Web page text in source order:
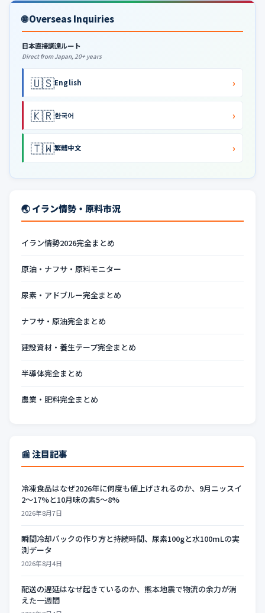
🌐 Overseas Inquiries
日本直接調達ルート
Direct from Japan, 20+ years
🇺🇸English ›
🇰🇷한국어 ›
🇹🇼繁體中文 ›
🌏 イラン情勢・原料市況
イラン情勢2026完全まとめ
原油・ナフサ・原料モニター
尿素・アドブルー完全まとめ
ナフサ・原油完全まとめ
建設資材・養生テープ完全まとめ
半導体完全まとめ
農業・肥料完全まとめ
📰 注目記事
冷凍食品はなぜ2026年に何度も値上げされるのか、9月ニッスイ
2〜17%と10月味の素5〜8%
2026年8月7日
瞬間冷却パックの作り方と持続時間、尿素100gと水100mLの実
測データ
2026年8月4日
配送の遅延はなぜ起きているのか、熊本地震で物流の余力が消
えた一週間